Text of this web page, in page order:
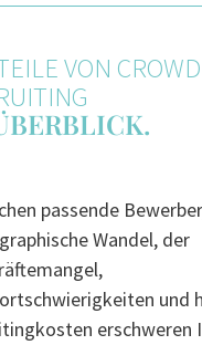
VON CROWD
passende
Wandel, der
und
erschweren